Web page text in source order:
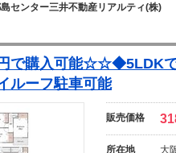
センター三井不動産リアルティ(株)
で購入可能☆☆◆5LDK
ルーフ駐車可能
販売価格
所在地
大